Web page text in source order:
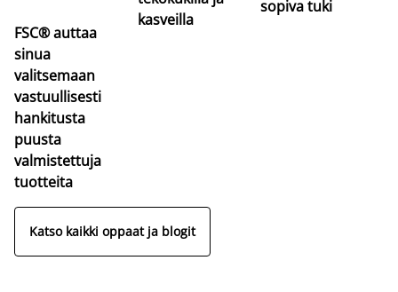
FSC® auttaa
sinua
valitsemaan
vastuullisesti
hankitusta
puusta
valmistettuja
tuotteita
kasveilla
sopiva tuki
Katso kaikki oppaat ja blogit